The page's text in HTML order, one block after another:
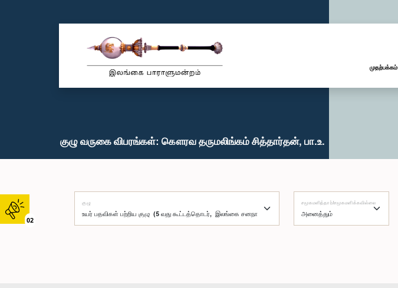
02
முதற்பக்கம்
குழு வருகை விபரங்கள்: கௌரவ தருமலிங்கம் சித்தார்தன், பா.உ.
குழு சமூகமளித்தார்/சமூகமளிக்கவில்லை